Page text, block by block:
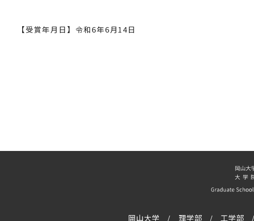
【受賞年月日】令和6年6月14日
岡山大学 理学部 工学部